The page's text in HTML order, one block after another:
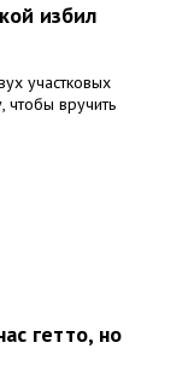
избил
участковых
вручить
гетто, но